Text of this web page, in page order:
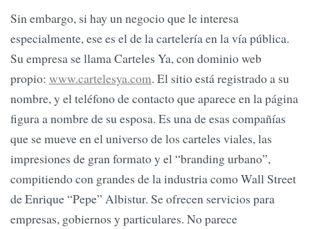
Sin embargo, si hay un negocio que le interesa
especialmente, ese es el de la cartelería en la vía pública.
Su empresa se llama Carteles Ya, con dominio web
propio: www.cartelesya.com. El sitio está registrado a su
nombre, y el teléfono de contacto que aparece en la página
figura a nombre de su esposa. Es una de esas compañías
que se mueve en el universo de los carteles viales, las
impresiones de gran formato y el “branding urbano”,
compitiendo con grandes de la industria como Wall Street
de Enrique “Pepe” Albistur. Se ofrecen servicios para
empresas, gobiernos y particulares. No parece